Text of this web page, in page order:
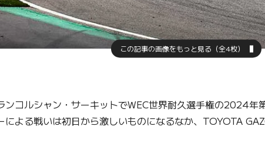
この記事の画像をもっと見る（全4枚）
コルシャン・サーキットでWEC世界耐久選手権の2024
による戦いは初日から激しいものになるなか、TOYOTA